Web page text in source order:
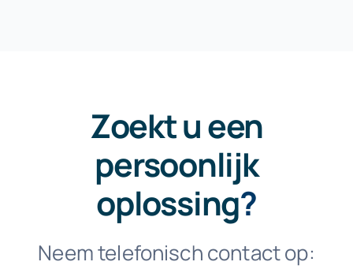
Zoekt u een
persoonlijk
oplossing?
Neem telefonisch contact op: